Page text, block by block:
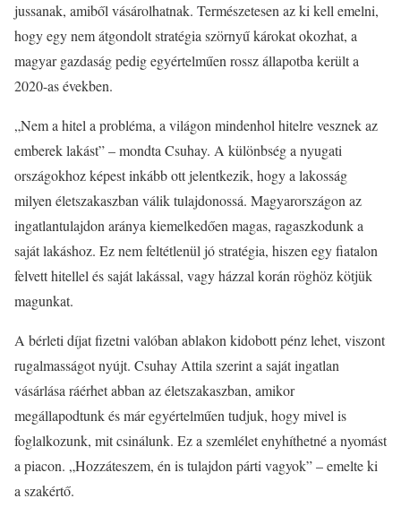
jussanak, amiből vásárolhatnak. Természetesen az ki kell emelni,
hogy egy nem átgondolt stratégia szörnyű károkat okozhat, a
magyar gazdaság pedig egyértelműen rossz állapotba került a
2020-as években.
„Nem a hitel a probléma, a világon mindenhol hitelre vesznek az
emberek lakást” – mondta Csuhay. A különbség a nyugati
országokhoz képest inkább ott jelentkezik, hogy a lakosság
milyen életszakaszban válik tulajdonossá. Magyarországon az
ingatlantulajdon aránya kiemelkedően magas, ragaszkodunk a
saját lakáshoz. Ez nem feltétlenül jó stratégia, hiszen egy fiatalon
felvett hitellel és saját lakással, vagy házzal korán röghöz kötjük
magunkat.
A bérleti díjat fizetni valóban ablakon kidobott pénz lehet, viszont
rugalmasságot nyújt. Csuhay Attila szerint a saját ingatlan
vásárlása ráérhet abban az életszakaszban, amikor
megállapodtunk és már egyértelműen tudjuk, hogy mivel is
foglalkozunk, mit csinálunk. Ez a szemlélet enyhíthetné a nyomást
a piacon. „Hozzáteszem, én is tulajdon párti vagyok” – emelte ki
a szakértő.